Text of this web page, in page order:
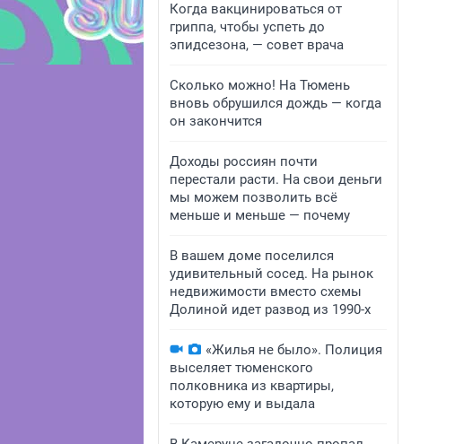
Когда вакцинироваться от
гриппа, чтобы успеть до
эпидсезона, — совет врача
Сколько можно! На Тюмень
вновь обрушился дождь — когда
он закончится
Доходы россиян почти
перестали расти. На свои деньги
мы можем позволить всё
меньше и меньше — почему
В вашем доме поселился
удивительный сосед. На рынок
недвижимости вместо схемы
Долиной идет развод из 1990-х
«Жилья не было». Полиция
выселяет тюменского
полковника из квартиры,
которую ему и выдала